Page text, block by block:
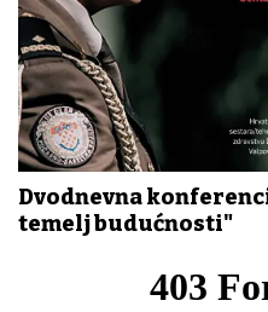
Dvodnevna
temelj budućnosti"